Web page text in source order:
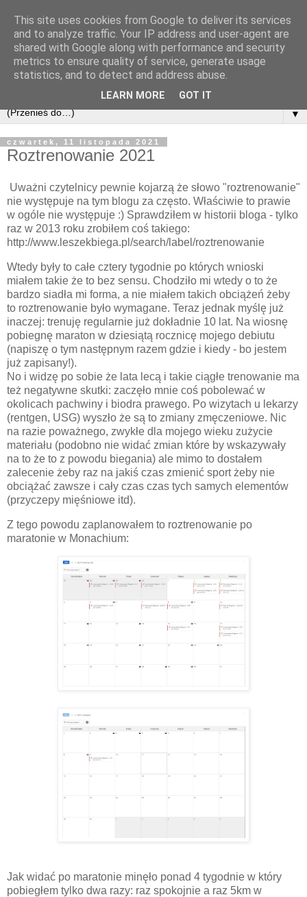
▼
czwartek, 11 listopada 2021
Roztrenowanie 2021
Uważni czytelnicy pewnie kojarzą że słowo "roztrenowanie"
nie występuje na tym blogu za często. Właściwie to prawie
w ogóle nie występuje :) Sprawdziłem w historii bloga - tylko
raz w 2013 roku zrobiłem coś takiego:
http://www.leszekbiega.pl/search/label/roztrenowanie
Wtedy były to całe cztery tygodnie po których wnioski
miałem takie że to bez sensu. Chodziło mi wtedy o to że
bardzo siadła mi forma, a nie miałem takich obciążeń żeby
to roztrenowanie było wymagane. Teraz jednak myślę już
inaczej: trenuję regularnie już dokładnie 10 lat. Na wiosnę
pobiegnę maraton w dziesiątą rocznicę mojego debiutu
(napiszę o tym następnym razem gdzie i kiedy - bo jestem
już zapisany!).
No i widzę po sobie że lata lecą i takie ciągłe trenowanie ma
też negatywne skutki: zaczęło mnie coś pobolewać w
okolicach pachwiny i biodra prawego. Po wizytach u lekarzy
(rentgen, USG) wyszło że są to zmiany zmęczeniowe. Nic
na razie poważnego, zwykłe dla mojego wieku zużycie
materiału (podobno nie widać zmian które by wskazywały
na to że to z powodu biegania) ale mimo to dostałem
zalecenie żeby raz na jakiś czas zmienić sport żeby nie
obciążać zawsze i cały czas czas tych samych elementów
(przyczepy mięśniowe itd).
Z tego powodu zaplanowałem to roztrenowanie po
maratonie w Monachium:
Jak widać po maratonie minęło ponad 4 tygodnie w który
pobiegłem tylko dwa razy: raz spokojnie a raz 5km w
This site uses cookies from Google to deliver its services
and to analyze traffic. Your IP address and user-agent are
shared with Google along with performance and security
metrics to ensure quality of service, generate usage
statistics, and to detect and address abuse.
LEARN MORE GOT IT